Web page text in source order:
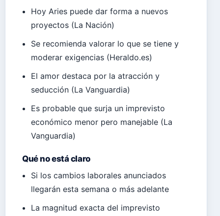
Hoy Aries puede dar forma a nuevos
proyectos (La Nación)
Se recomienda valorar lo que se tiene y
moderar exigencias (Heraldo.es)
El amor destaca por la atracción y
seducción (La Vanguardia)
Es probable que surja un imprevisto
económico menor pero manejable (La
Vanguardia)
Qué no está claro
Si los cambios laborales anunciados
llegarán esta semana o más adelante
La magnitud exacta del imprevisto